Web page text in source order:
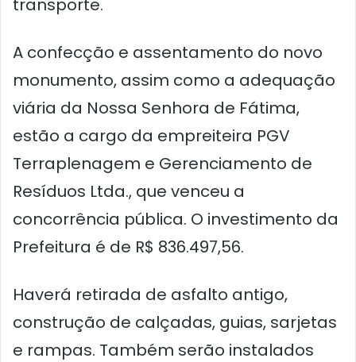
transporte.
A confecção e assentamento do novo
monumento, assim como a adequação
viária da Nossa Senhora de Fátima,
estão a cargo da empreiteira PGV
Terraplenagem e Gerenciamento de
Resíduos Ltda., que venceu a
concorrência pública. O investimento da
Prefeitura é de R$ 836.497,56.
Haverá retirada de asfalto antigo,
construção de calçadas, guias, sarjetas
e rampas. Também serão instalados